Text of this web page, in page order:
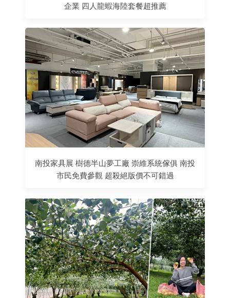
企業 四人龍蝦海陸套餐超推薦
南投家具展 樹德半山夢工廠 崇維系統傢俱 南投
市民免費參觀 超殺絕版價不可錯過